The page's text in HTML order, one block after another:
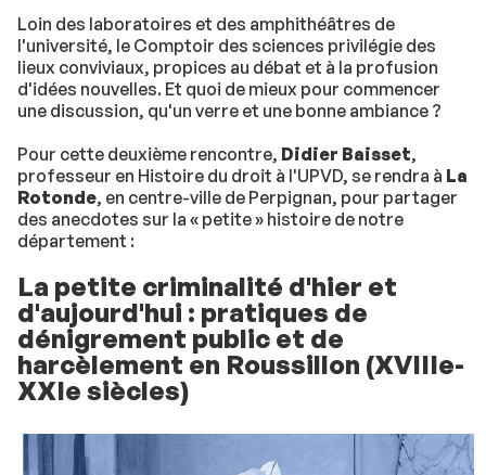
Loin des laboratoires et des amphithéâtres de
l'université, le Comptoir des sciences privilégie des
lieux conviviaux, propices au débat et à la profusion
d'idées nouvelles. Et quoi de mieux pour commencer
une discussion, qu'un verre et une bonne ambiance ?
Pour cette deuxième rencontre, Didier Baisset,
professeur en Histoire du droit à l'UPVD, se rendra à La
Rotonde, en centre-ville de Perpignan, pour partager
des anecdotes sur la « petite » histoire de notre
département :
La petite criminalité d'hier et
d'aujourd'hui : pratiques de
dénigrement public et de
harcèlement en Roussillon (XVIIIe-
XXIe siècles)